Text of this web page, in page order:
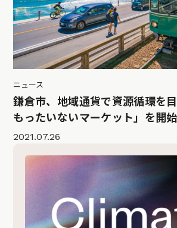
ニュース
鎌倉市、地域通貨で資源循環を
もったいないマーケット」を開始
2021.07.26